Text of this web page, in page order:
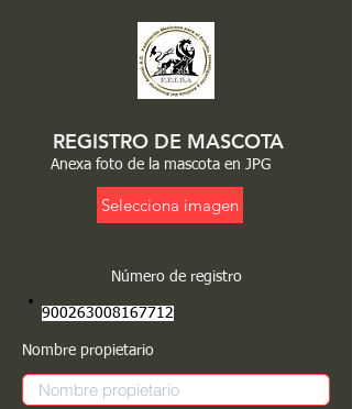
REGISTRO DE MASCOTA
Anexa foto de la mascota en JPG
Selecciona imagen
Número de registro
900263008167712
Nombre propietario